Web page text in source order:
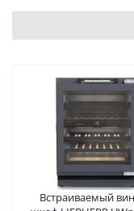
Встраиваемый